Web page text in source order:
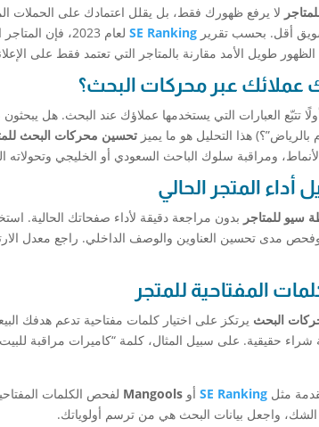
لا يرفع ظهورك فقط، بل يقلل اعتمادك على الحملات
أقل. بحسب تقريرSE Ranking
لعام 2023،
عملائك عبر محركات البحث؟
تتبّع العبارات التي يستخدمها عملاؤك عند البحث. هل
بالرياض”؟) هذا التحليل هو ما يميزتحسين محركات البحث
ومراقبة سلوك الباحث السعودي أو الخليجي وتحولاته
المتجر الحالي
سيو للمتاجر بدون مراجعة دقيقة لأداء صفحاتك الحالية.
وفحص مدى تحسين العناوين والوصف الداخلي. راجع معدل
المفتاحية للمتجر
البحث يرتكز على اختيار كلمات مفتاحية تدعم هدفك
حقيقية. على سبيل المثال، كلمة “كاميرات مراقبة
مثلSE Ranking أوMangools لفحص الكلمات
واجعل بيانات البحث هي من ترسم أولوياتك.